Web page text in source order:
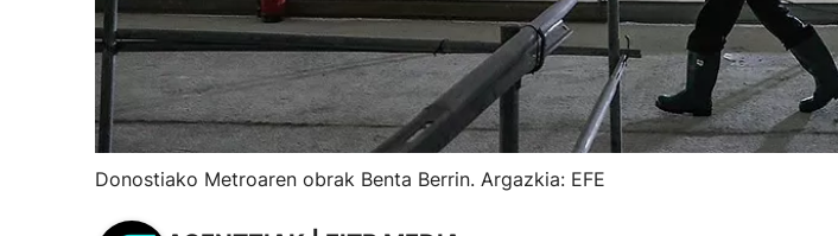
Donostiako Metroaren obrak Benta Berrin. Argazkia: EFE